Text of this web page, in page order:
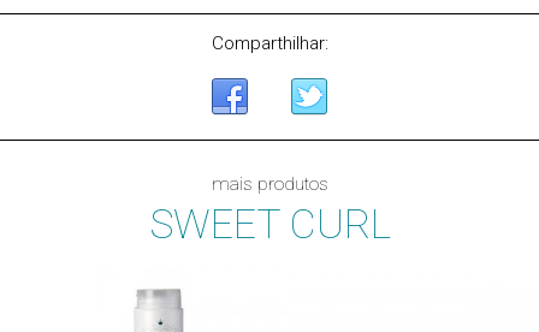
Comparthilhar:
mais produtos
SWEET CURL